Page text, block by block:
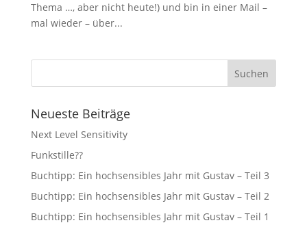
Thema …, aber nicht heute!) und bin in einer Mail –
mal wieder – über...
Neueste Beiträge
Next Level Sensitivity
Funkstille??
Buchtipp: Ein hochsensibles Jahr mit Gustav – Teil 3
Buchtipp: Ein hochsensibles Jahr mit Gustav – Teil 2
Buchtipp: Ein hochsensibles Jahr mit Gustav – Teil 1